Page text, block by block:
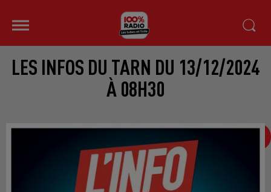
LES INFOS DU TARN DU 13/12/2024
À 08H30